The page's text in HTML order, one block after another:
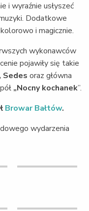
i wyraźnie usłyszeć
Dodatkowe
i magicznie.
wykonawców
pojawiły się takie
Sedes oraz główna
„Nocny kochanek”.
Browar Bałtów.
wydarzenia